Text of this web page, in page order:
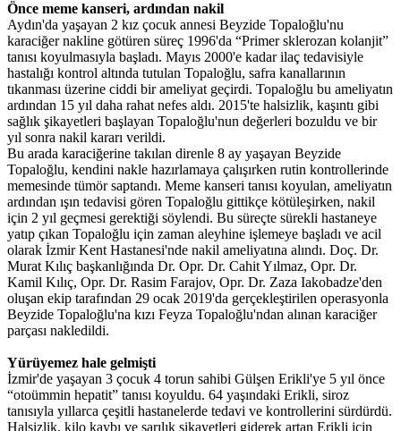
Önce meme kanseri, ardından nakil
Aydın'da yaşayan 2 kız çocuk annesi Beyzide Topaloğlu'nu
karaciğer nakline götüren süreç 1996'da “Primer sklerozan kolanjit”
tanısı koyulmasıyla başladı. Mayıs 2000'e kadar ilaç tedavisiyle
hastalığı kontrol altında tutulan Topaloğlu, safra kanallarının
tıkanması üzerine ciddi bir ameliyat geçirdi. Topaloğlu bu ameliyatın
ardından 15 yıl daha rahat nefes aldı. 2015'te halsizlik, kaşıntı gibi
sağlık şikayetleri başlayan Topaloğlu'nun değerleri bozuldu ve bir
yıl sonra nakil kararı verildi.
Bu arada karaciğerine takılan direnle 8 ay yaşayan Beyzide
Topaloğlu, kendini nakle hazırlamaya çalışırken rutin kontrollerinde
memesinde tümör saptandı. Meme kanseri tanısı koyulan, ameliyatın
ardından ışın tedavisi gören Topaloğlu gittikçe kötüleşirken, nakil
için 2 yıl geçmesi gerektiği söylendi. Bu süreçte sürekli hastaneye
yatıp çıkan Topaloğlu için zaman aleyhine işlemeye başladı ve acil
olarak İzmir Kent Hastanesi'nde nakil ameliyatına alındı. Doç. Dr.
Murat Kılıç başkanlığında Dr. Opr. Dr. Cahit Yılmaz, Opr. Dr.
Kamil Kılıç, Opr. Dr. Rasim Farajov, Opr. Dr. Zaza Iakobadze'den
oluşan ekip tarafından 29 ocak 2019'da gerçekleştirilen operasyonla
Beyzide Topaloğlu'na kızı Feyza Topaloğlu'ndan alınan karaciğer
parçası nakledildi.
Yürüyemez hale gelmişti
İzmir'de yaşayan 3 çocuk 4 torun sahibi Gülşen Erikli'ye 5 yıl önce
“otoümmin hepatit” tanısı koyuldu. 64 yaşındaki Erikli, siroz
tanısıyla yıllarca çeşitli hastanelerde tedavi ve kontrollerini sürdürdü.
Halsizlik, kilo kaybı ve sarılık şikayetleri giderek artan Erikli için